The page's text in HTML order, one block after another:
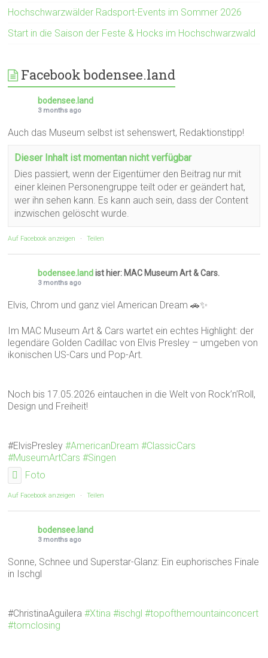
Hochschwarzwälder Radsport-Events im Sommer 2026
Start in die Saison der Feste & Hocks im Hochschwarzwald
Facebook bodensee.land
bodensee.land
3 months ago
Auch das Museum selbst ist sehenswert, Redaktionstipp!
Dieser Inhalt ist momentan nicht verfügbar
Dies passiert, wenn der Eigentümer den Beitrag nur mit
einer kleinen Personengruppe teilt oder er geändert hat,
wer ihn sehen kann. Es kann auch sein, dass der Content
inzwischen gelöscht wurde.
Auf Facebook anzeigen · Teilen
bodensee.land ist hier: MAC Museum Art & Cars.
3 months ago
Elvis, Chrom und ganz viel American Dream 🚗✨
Im MAC Museum Art & Cars wartet ein echtes Highlight: der
legendäre Golden Cadillac von Elvis Presley – umgeben von
ikonischen US-Cars und Pop-Art.
Noch bis 17.05.2026 eintauchen in die Welt von Rock’n’Roll,
Design und Freiheit!
#ElvisPresley#AmericanDream #ClassicCars
#MuseumArtCars #Singen
Foto
Auf Facebook anzeigen · Teilen
bodensee.land
3 months ago
Sonne, Schnee und Superstar-Glanz: Ein euphorisches Finale
in Ischgl
#ChristinaAguilera#Xtina #ischgl #topofthemountainconcert
#tomclosing